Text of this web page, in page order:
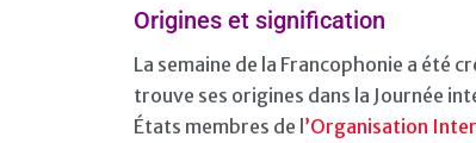
Origines et signification
La semaine de la Francophonie a été
trouve ses origines dans la Journée
États membres de l’Organisation